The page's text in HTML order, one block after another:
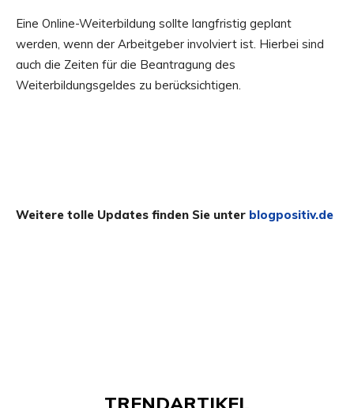
Eine Online-Weiterbildung sollte langfristig geplant
werden, wenn der Arbeitgeber involviert ist. Hierbei sind
auch die Zeiten für die Beantragung des
Weiterbildungsgeldes zu berücksichtigen.
Weitere tolle Updates finden Sie unter blogpositiv.de